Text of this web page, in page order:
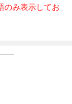
のみ表示してお